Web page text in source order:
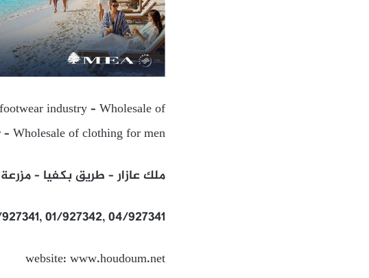
industry – Wholesale of
Wholesale of clothing for men
ملك عازار – طريق بكفيا –
01/927342, 04/927341
website: www.houdoum.net